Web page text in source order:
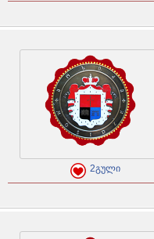
2გული